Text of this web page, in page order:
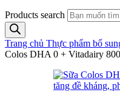
Products search
Trang chủ Thực phẩm bổ
Colos DHA 0 + Vitadairy